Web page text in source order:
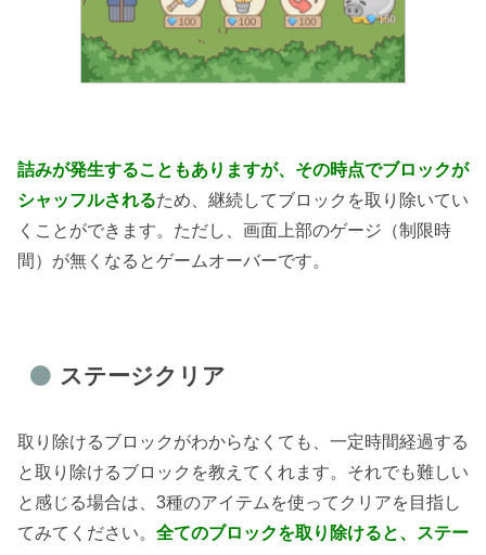
詰みが発生することもありますが、その時点でブロックが
シャッフルされるため、継続してブロックを取り除いてい
くことができます。ただし、画面上部のゲージ（制限時
間）が無くなるとゲームオーバーです。
ステージクリア
取り除けるブロックがわからなくても、一定時間経過する
と取り除けるブロックを教えてくれます。それでも難しい
と感じる場合は、3種のアイテムを使ってクリアを目指し
てみてください。 全てのブロックを取り除けると、ステー